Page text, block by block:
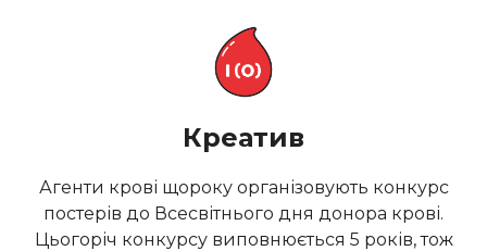
Креатив
Агенти крові щороку організовують конкурс
постерів до Всесвітнього дня донора крові.
Цьогоріч конкурсу виповнюється 5 років, тож